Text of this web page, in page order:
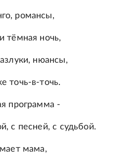
романсы,
тёмная ночь,
нюансы,
точь-в-точь.
программа -
с песней, с судьбой.
мама,